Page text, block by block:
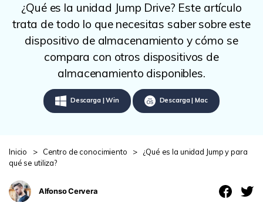
Soporte
Recoverit para Mac
Recupera datos ilimitados del sistema Mac
Pruébalo Gratis
Recupera datos perdidos/eliminados gratis
Soluciones de Recuperación Exclusivas
Recuperar Documentos
Escenarios de Pérdida de Datos
VER TODAS LAS FUNCIONES
Experto en Recuperación de Datos
Historias de Clientes
Temas Destacados
Guía
DESCARGAR Sign In
search
¿Qué es la unidad Jump Drive? Este artículo
trata de todo lo que necesitas saber sobre este
dispositivo de almacenamiento y cómo se
compara con otros dispositivos de
almacenamiento disponibles.
Descarga | Win Descarga | Mac
Inicio > Centro de conocimiento >
¿Qué es la unidad Jump y para
qué se utiliza?
Alfonso Cervera